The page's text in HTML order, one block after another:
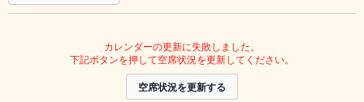
カレンダーの更新に失敗しました。
下記ボタンを押して空席状況を更新してください。
空席状況を更新する